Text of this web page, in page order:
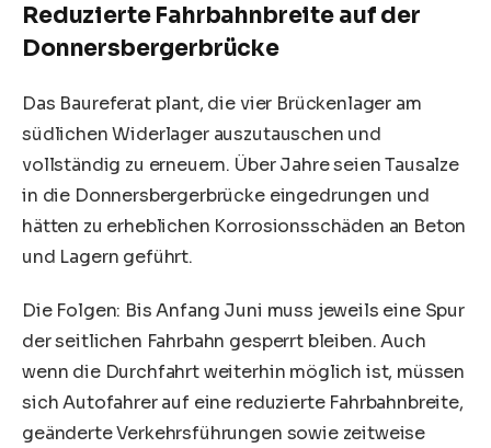
Reduzierte Fahrbahnbreite auf der
Donnersbergerbrücke
Das Baureferat plant, die vier Brückenlager am
südlichen Widerlager auszutauschen und
vollständig zu erneuern. Über Jahre seien Tausalze
in die Donnersbergerbrücke eingedrungen und
hätten zu erheblichen Korrosionsschäden an Beton
und Lagern geführt.
Die Folgen: Bis Anfang Juni muss jeweils eine Spur
der seitlichen Fahrbahn gesperrt bleiben. Auch
wenn die Durchfahrt weiterhin möglich ist, müssen
sich Autofahrer auf eine reduzierte Fahrbahnbreite,
geänderte Verkehrsführungen sowie zeitweise